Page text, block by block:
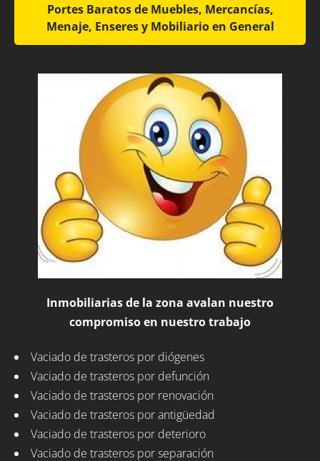
Portes Baratos de Muebles, Mercancías,
Menaje, Enseres y Mobiliario en General
Inmobiliarias de la zona avalan nuestro
compromiso en nuestro trabajo
Vaciado de trasteros por diógenes
Vaciado de trasteros por defunción
Vaciado de trasteros por renovación
Vaciado de trasteros por antigüedad
Vaciado de trasteros por deterioro
Vaciado de trasteros por separación